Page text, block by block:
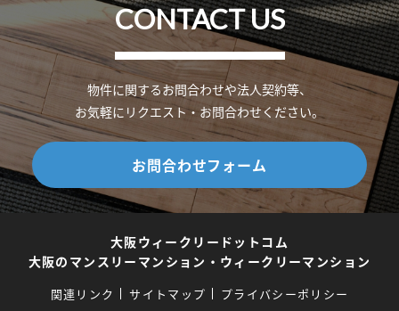
CONTACT US
物件に関するお問合わせや法人契約等、
お気軽にリクエスト・お問合わせください。
お問合わせフォーム
大阪ウィークリードットコム
大阪のマンスリーマンション・ウィークリーマンション
関連リンク サイトマップ
プライバシーポリシー